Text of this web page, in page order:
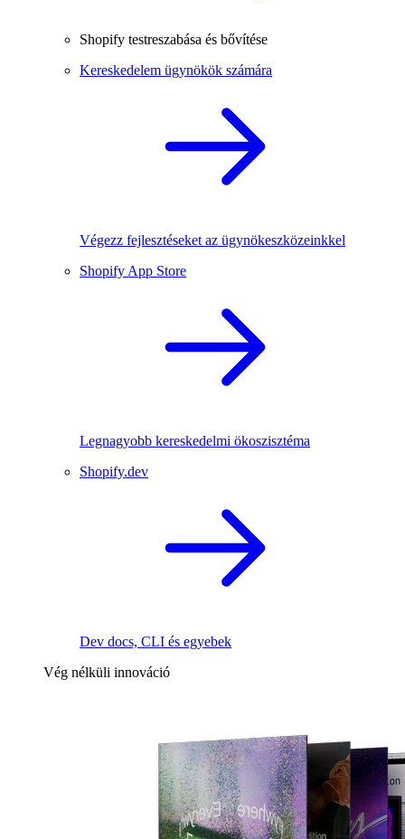
Shopify testreszabása és bővítése
Kereskedelem ügynökök számára
Végezz fejlesztéseket az ügynökeszközeinkkel
Shopify App Store
Legnagyobb kereskedelmi ökoszisztéma
Shopify.dev
Dev docs, CLI és egyebek
Vég nélküli innováció